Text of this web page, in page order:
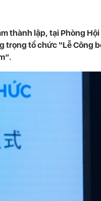
thành lập, tại Phòng
trọng tổ chức “Lễ Công